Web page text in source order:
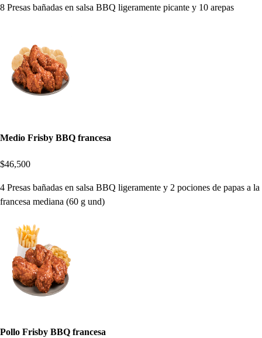
8 Presas bañadas en salsa BBQ ligeramente picante y 10 arepas
Medio Frisby BBQ francesa
$46,500
4 Presas bañadas en salsa BBQ ligeramente y 2 pociones de papas a la
francesa mediana (60 g und)
Pollo Frisby BBQ francesa